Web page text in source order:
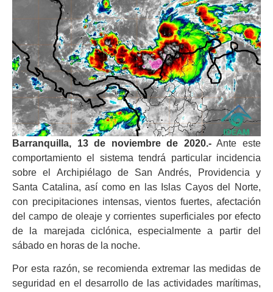
Barranquilla, 13 de noviembre de 2020.-Ante este
comportamiento el sistema tendrá particular incidencia
sobre el Archipiélago de San Andrés, Providencia y
Santa Catalina, así como en las Islas Cayos del Norte,
con precipitaciones intensas, vientos fuertes, afectación
del campo de oleaje y corrientes superficiales por efecto
de la marejada ciclónica, especialmente a partir del
sábado en horas de la noche.
Por esta razón, se recomienda extremar las medidas de
seguridad en el desarrollo de las actividades marítimas,